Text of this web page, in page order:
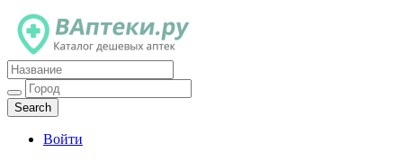
Каталог дешевых аптек
Войти